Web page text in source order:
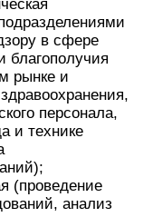
в сфере
благополучия
рынке и
персонала,
и технике
(проведение
анализ